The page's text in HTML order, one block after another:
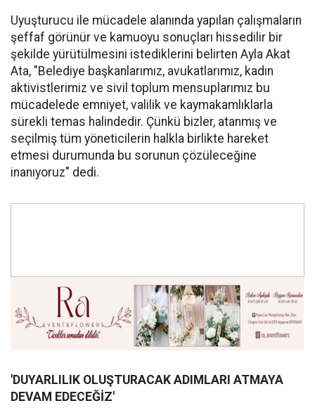
Uyuşturucu ile mücadele alanında yapılan çalışmaların
şeffaf görünür ve kamuoyu sonuçları hissedilir bir
şekilde yürütülmesini istediklerini belirten Ayla Akat
Ata, "Belediye başkanlarımız, avukatlarımız, kadın
aktivistlerimiz ve sivil toplum mensuplarımız bu
mücadelede emniyet, valilik ve kaymakamlıklarla
sürekli temas halindedir. Çünkü bizler, atanmış ve
seçilmiş tüm yöneticilerin halkla birlikte hareket
etmesi durumunda bu sorunun çözüleceğine
inanıyoruz" dedi.
'DUYARLILIK OLUŞTURACAK ADIMLARI ATMAYA
DEVAM EDECEĞİZ'